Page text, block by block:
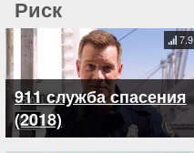
Риск
911 служба спасения
(2018)
7.9